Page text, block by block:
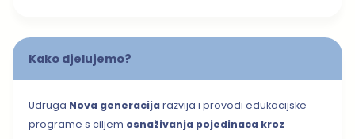
Kako djelujemo?
Udruga Nova generacijarazvija i provodi edukacijske
programe s ciljem osnaživanja pojedinaca kroz